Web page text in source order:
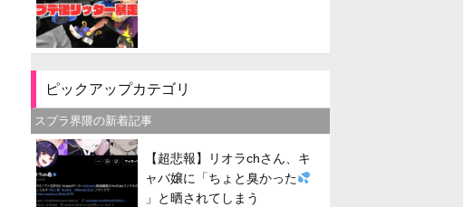
ピックアップカテゴリ
スプラ界隈の新着記事
【超悲報】リオラchさん、キ
ャバ嬢に「ちょと臭かった
」と晒されてしまう